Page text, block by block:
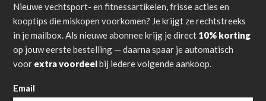
Nieuwe vechtsport- en fitnessartikelen, frisse acties en
kooptips die miskopen voorkomen? Je krijgt ze rechtstreeks
in je mailbox. Als nieuwe abonnee krijg je direct 10% korting
op jouw eerste bestelling — daarna spaar je automatisch
voor extra voordeelbij iedere volgende aankoop.
Email